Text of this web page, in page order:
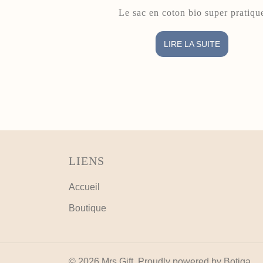
Le sac en coton bio super
LIRE LA SUITE
LIENS
Accueil
Boutique